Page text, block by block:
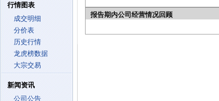
行情图表
成交明细
分价表
历史行情
龙虎榜数据
大宗交易
新闻资讯
公司公告
报告期内公司经营情况回顾